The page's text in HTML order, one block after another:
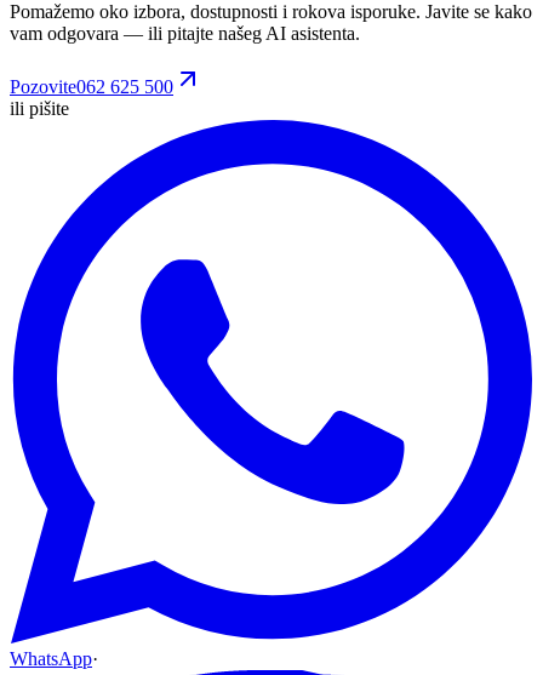
Pomažemo oko izbora, dostupnosti i rokova isporuke. Javite se kako
vam odgovara — ili pitajte našeg AI asistenta.
Pozovite062 625 500
ili pišite
WhatsApp·